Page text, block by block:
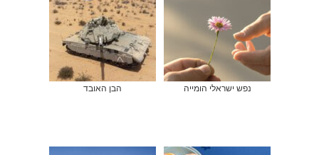
נפש ישראלי הומייה הבן האובד